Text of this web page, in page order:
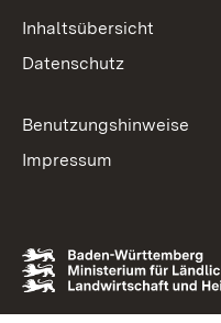
Inhaltsübersicht
Datenschutz
Benutzungshinweise
Impressum